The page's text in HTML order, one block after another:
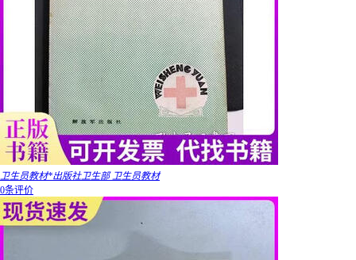
卫生员教材*出版社卫生部 卫生员教材
0条评价